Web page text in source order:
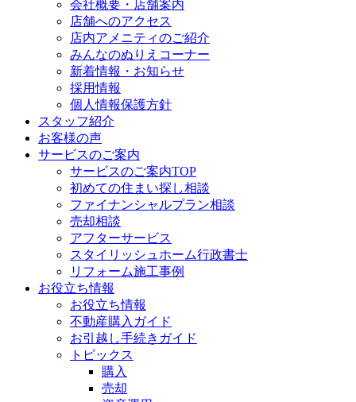
会社概要・店舗案内
店舗へのアクセス
店内アメニティのご紹介
みんなのぬりえコーナー
新着情報・お知らせ
採用情報
個人情報保護方針
スタッフ紹介
お客様の声
サービスのご案内
サービスのご案内TOP
初めての住まい探し相談
ファイナンシャルプラン相談
売却相談
アフターサービス
スタイリッシュホーム行政書士
リフォーム施工事例
お役立ち情報
お役立ち情報
不動産購入ガイド
お引越し手続きガイド
トピックス
購入
売却